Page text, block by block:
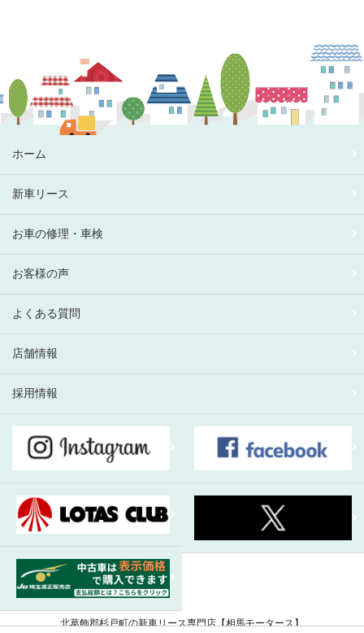
ホーム
新車リース
お車の修理・車検
お客様の声
よくある質問
店舗情報
採用情報
北葛飾郡杉戸町の新車リース専門店【相馬モータース】